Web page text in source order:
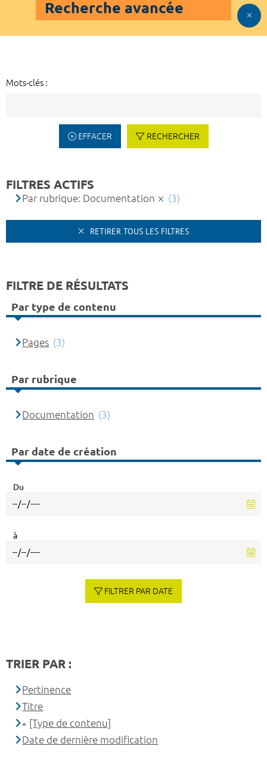
Recherche avancée
Mots-clés :
EFFACER RECHERCHER
FILTRES ACTIFS
Par rubrique: Documentation (3)
RETIRER TOUS LES FILTRES
FILTRE DE RÉSULTATS
Par type de contenu
Pages (3)
Par rubrique
Documentation (3)
Par date de création
Du
à
FILTRER PAR DATE
TRIER PAR :
Pertinence
Titre
[Type de contenu]
Date de dernière modification